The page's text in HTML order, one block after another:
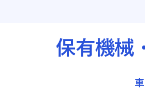
保有機械